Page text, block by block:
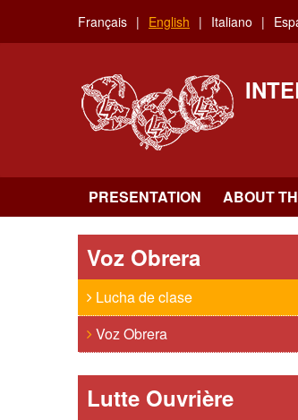
main
Français English Italiano
PRESENTATION ABOUT
Voz Obrera
Lucha de clase
Voz Obrera
Lutte Ouvrière